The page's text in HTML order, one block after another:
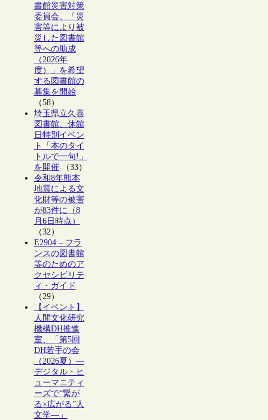
書館災害対策
委員会、「災
害等により被
災した図書館
等への助成
（2026年
度）」を希望
する図書館の
募集を開始
（58）
埼玉県立久喜
図書館、休館
日特別イベン
ト「本のタイ
トルで一句!」
を開催（33）
令和8年熊本
地震による文
化財等の被害
が83件に（8
月6日時点）
（32）
E2904 – フラ
ンスの図書館
等のためのア
クセシビリテ
ィ・ガイド
（29）
【イベント】
人間文化研究
機構DH推進
室、「第5回
DH若手の会
（2026夏）―
デジタル・ヒ
ューマニティ
ーズで“繋が
る×広がる”人
文学―」